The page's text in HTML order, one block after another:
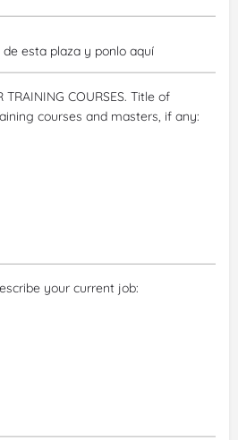
TRAINING COURSES. Title of
courses and masters, if any:
your current job: